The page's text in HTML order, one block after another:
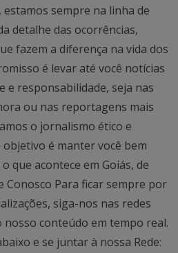
sempre na linha de
detalhe das ocorrências,
fazem a diferença na vida dos
é levar até você notícias
e responsabilidade, seja nas
ou nas reportagens mais
o jornalismo ético e
é manter você bem
que acontece em Goiás, de
Conosco Para ficar sempre por
siga-nos nas redes
nosso conteúdo em tempo real.
e se juntar à nossa Rede: